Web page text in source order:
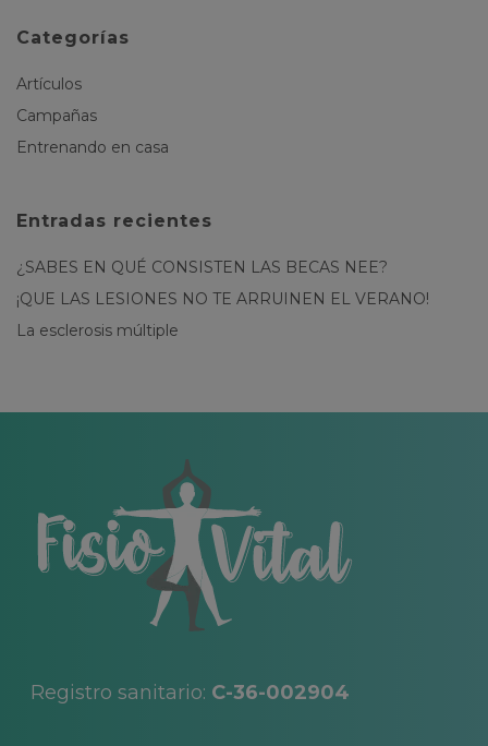
Categorías
Artículos
Campañas
Entrenando en casa
Entradas recientes
¿SABES EN QUÉ CONSISTEN LAS BECAS NEE?
¡QUE LAS LESIONES NO TE ARRUINEN EL VERANO!
La esclerosis múltiple
Registro sanitario: C-36-002904